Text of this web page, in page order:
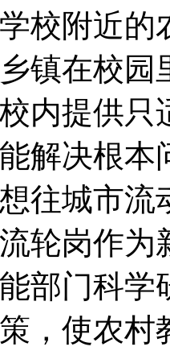
校附近的
镇在校园
内提供只
解决根
往城市
轮岗作
部门科
，使农村